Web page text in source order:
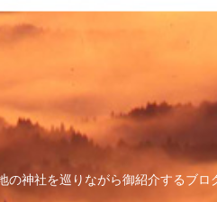
の神社を巡りながら御紹介するブロ